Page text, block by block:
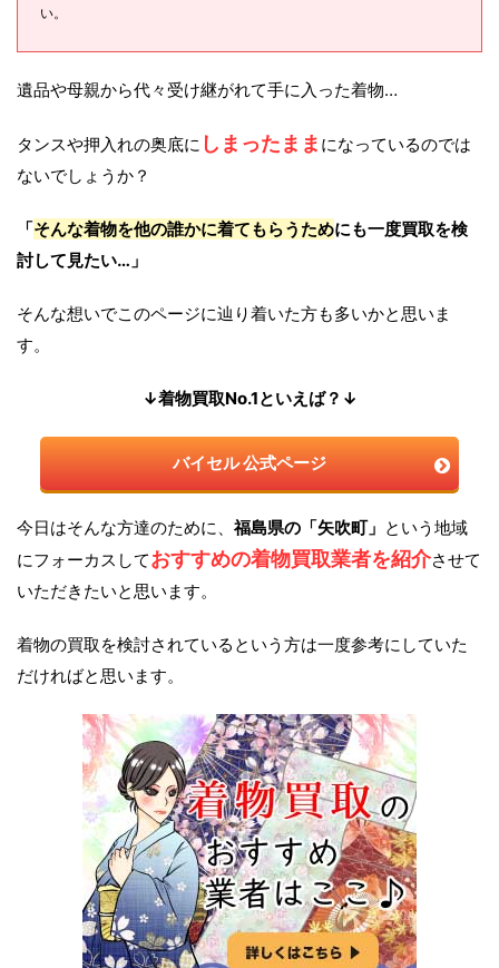
い。
遺品や母親から代々受け継がれて手に入った着物…
タンスや押入れの奥底に しまったまま になっているのでは
ないでしょうか？
「そんな着物を他の誰かに着てもらうためにも一度買取を検
討して見たい…」
そんな想いでこのページに辿り着いた方も多いかと思いま
す。
↓着物買取No.1といえば？↓
バイセル 公式ページ
今日はそんな方達のために、 福島県の「矢吹町」 という地域
にフォーカスしておすすめの着物買取業者を紹介させて
いただきたいと思います。
着物の買取を検討されているという方は一度参考にしていた
だければと思います。